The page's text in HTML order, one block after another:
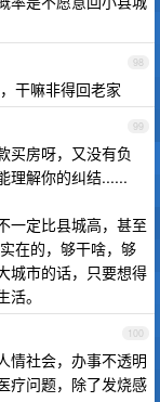
98
干嘛非得回老家
99
买房呀，又没有负
理解你的纠结......
一定比县城高，甚至
在的，够干啥，够
城市的话，只要想得
。
100
情社会，办事不透明
疗问题，除了发烧感